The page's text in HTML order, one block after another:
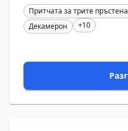
Притчата за трите
Декамерон
+10